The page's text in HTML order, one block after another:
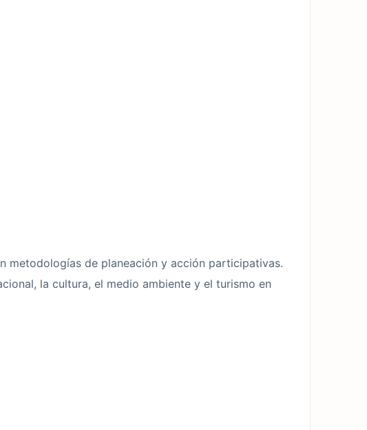
metodologías de planeación y acción participativas.
la cultura, el medio ambiente y el turismo en